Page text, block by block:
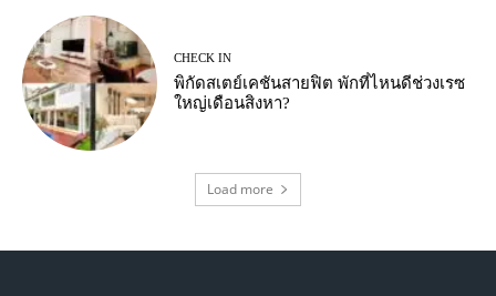
CHECK IN
พิกัดสเตย์เคชันสายฟิต พักที่ไหนดีช่วงเรซ
ใหญ่เดือนสิงหา?
Load more